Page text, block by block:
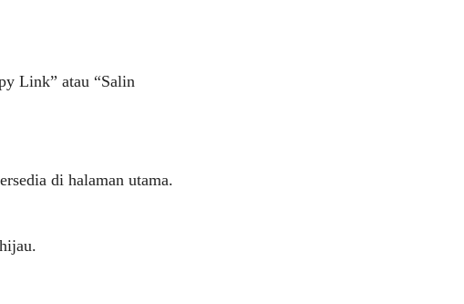
Link” atau “Salin
di halaman utama.